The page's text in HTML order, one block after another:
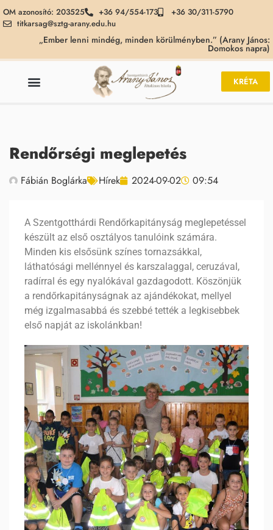
OM azonosító: 203525 +36 94/554-173
+36 30/311-5790
titkarsag@sztg-arany.edu.hu
„Ember lenni mindég, minden körülményben.” (Arany János:
Domokos napra)
KRÉTA
Rendőrségi meglepetés
Fábián Boglárka Hírek 2024-09-02 09:54
A Szentgotthárdi Rendőrkapitányság meglepetéssel
készült az első osztályos tanulóink számára.
Minden kis elsősünk színes tornazsákkal,
láthatósági mellénnyel és karszalaggal, ceruzával,
radírral és egy nyalókával gazdagodott. Köszönjük
a rendőrkapitányságnak az ajándékokat, mellyel
még izgalmasabbá és szebbé tették a legkisebbek
első napját az iskolánkban!